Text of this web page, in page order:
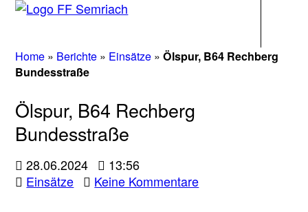
Home » Berichte » Einsätze »Ölspur, B64 Rechberg
Bundesstraße
Ölspur, B64 Rechberg
Bundesstraße
28.06.2024
13:56
Einsätze
Keine Kommentarezu